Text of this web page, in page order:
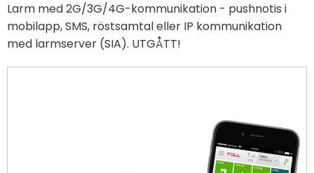
Larm med 2G/3G/4G-kommunikation - pushnotis i
mobilapp, SMS, röstsamtal eller IP kommunikation
med larmserver (SIA). UTGÅTT!